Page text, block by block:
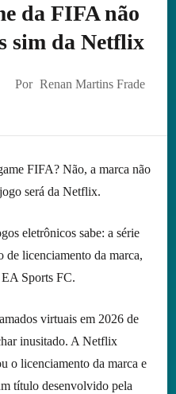
da FIFA não
sim da Netflix
Por Renan Martins Frade
FIFA? Não, a marca não
será da Netflix.
eletrônicos sabe: a série
licenciamento da marca,
Sports FC.
virtuais em 2026 de
inusitado. A Netflix
o licenciamento da marca e
título desenvolvido pela